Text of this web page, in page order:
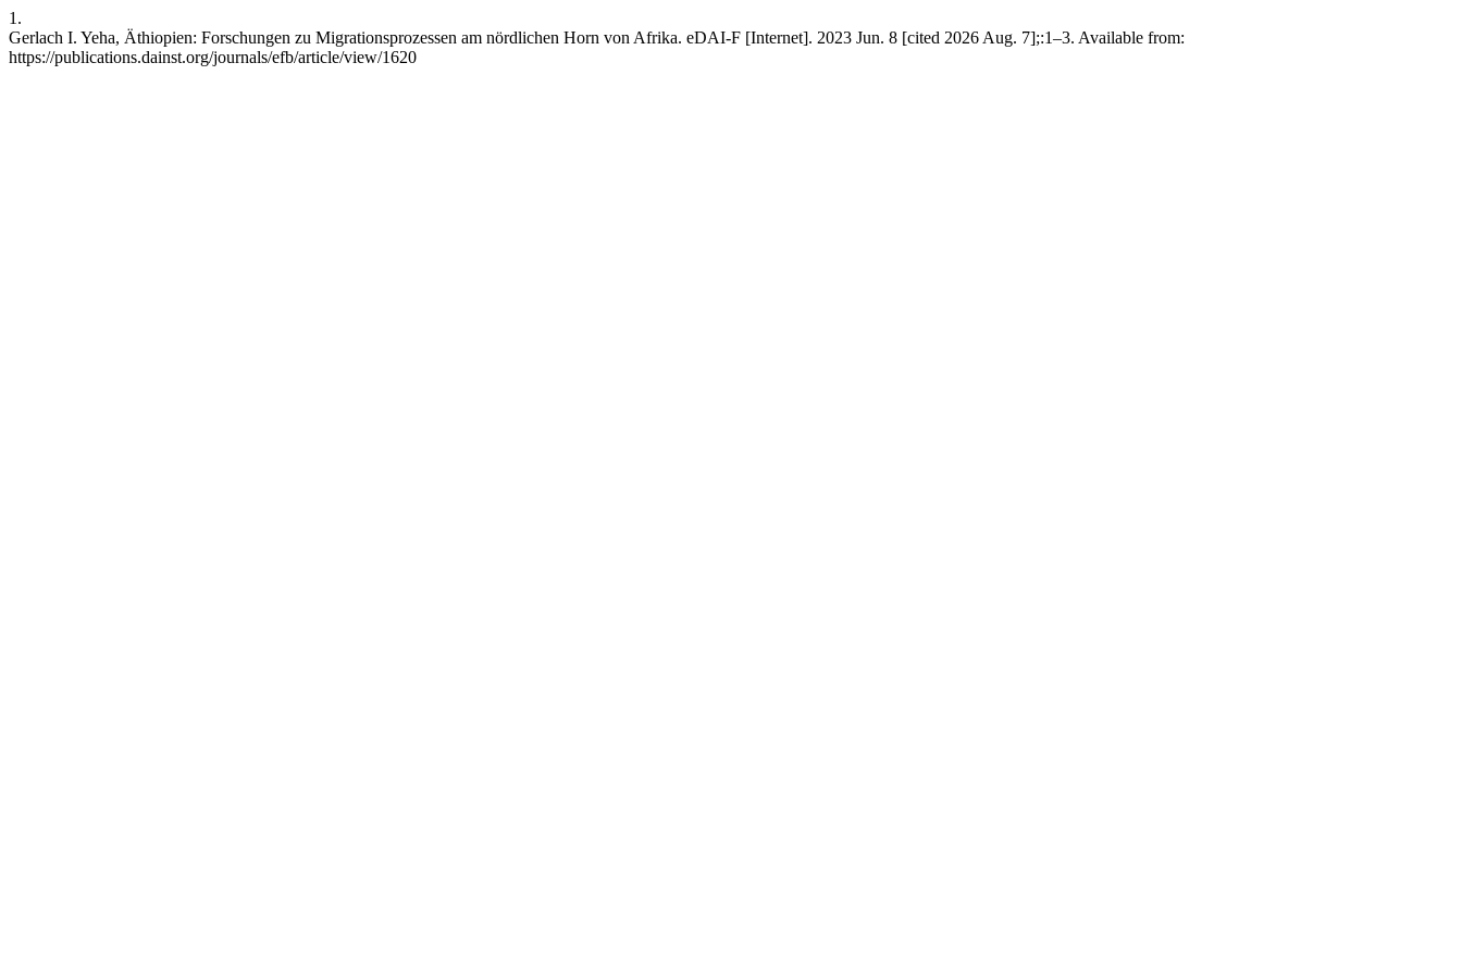
1.
Gerlach I. Yeha, Äthiopien: Forschungen zu Migrationsprozessen am nördlichen Horn von Afrika. eDAI-F [Internet]. 2023 Jun. 8 [cited 2026 Aug. 7];:1–3. Available from:
https://publications.dainst.org/journals/efb/article/view/1620